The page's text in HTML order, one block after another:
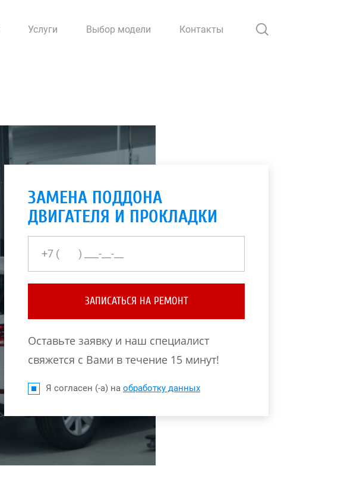
Услуги Выбор модели Контакты
ЗАМЕНА ПОДДОНА
ДВИГАТЕЛЯ И ПРОКЛАДКИ
ЗАПИСАТЬСЯ НА РЕМОНТ
Оставьте заявку и наш специалист
свяжется с Вами в течение 15 минут!
Я согласен (-а) на обработку данных